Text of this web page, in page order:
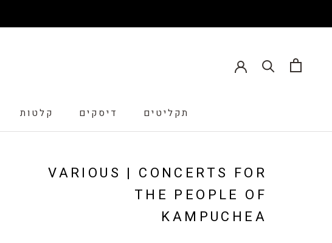
תקליטים
דיסקים
קלטות
VARIOUS | CONCERTS FOR
THE PEOPLE OF
KAMPUCHEA